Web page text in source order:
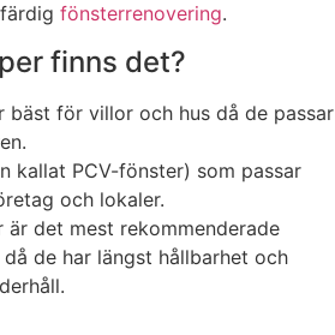
fönsterrenovering.
finns det?
bäst för villor och hus då de passar
kallat PCV-fönster) som passar
och lokaler.
är det mest rekommenderade
de har längst hållbarhet och